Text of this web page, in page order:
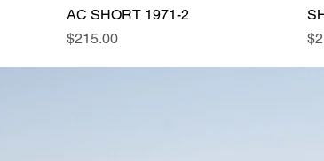
AC SHORT 1971-2
Precio
$215.00